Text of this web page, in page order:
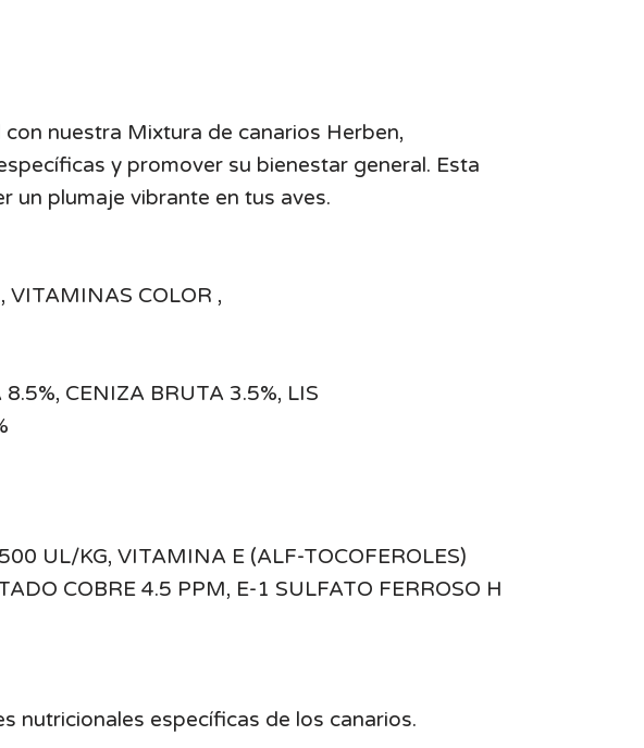
nuestra Mixtura de canarios Herben,
y promover su bienestar general. Esta
un plumaje vibrante en tus aves.
VITAMINAS COLOR ,
CENIZA BRUTA 3.5%, LIS
UL/KG, VITAMINA E (ALF-TOCOFEROLES)
COBRE 4.5 PPM, E-1 SULFATO FERROSO H
nutricionales específicas de los canarios.